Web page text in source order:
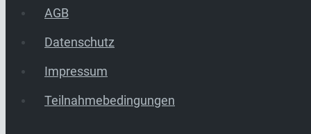
AGB
Datenschutz
Impressum
Teilnahmebedingungen